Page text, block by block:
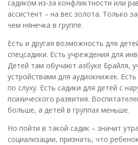
садиком из-за конфликтности или
ассистент – на вес золота. Только
чем нянечка в группе.
Есть и другая возможность для
спецсадики. Есть учреждения для
Детей там обучают азбуке Брайля,
устройствами для аудиокнижек.
по слуху. Есть садики для детей с
психического развития.
больше, а детей в группах меньше.
Но пойти в такой садик – значит
социализации, признать, что